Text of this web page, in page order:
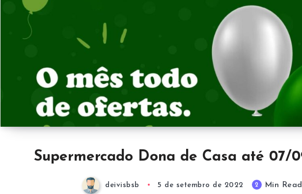
Supermercado Dona de Casa até 07/
deivisbsb 5 de setembro de 2022 2 Min Read